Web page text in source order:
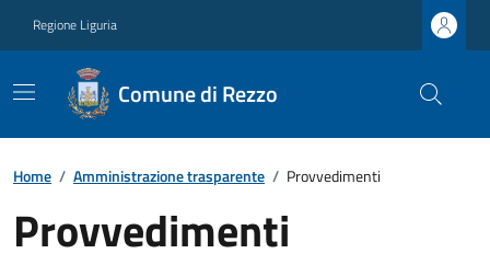
Regione Liguria
Comune di Rezzo
Home / Amministrazione trasparente / Provvedimenti
Provvedimenti